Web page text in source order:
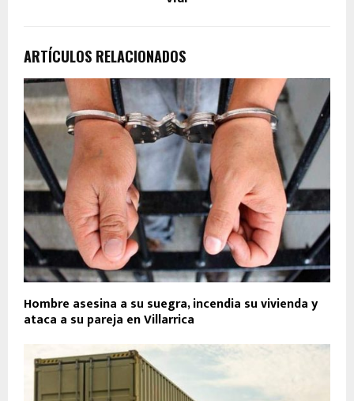
ARTÍCULOS RELACIONADOS
Hombre asesina a su suegra, incendia su vivienda y
ataca a su pareja en Villarrica